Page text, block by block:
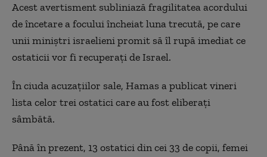
Acest avertisment subliniază fragilitatea acordului
de încetare a focului încheiat luna trecută, pe care
unii miniştri israelieni promit să îl rupă imediat ce
ostaticii vor fi recuperaţi de Israel.
În ciuda acuzaţiilor sale, Hamas a publicat vineri
lista celor trei ostatici care au fost eliberați
sâmbătă.
Până în prezent, 13 ostatici din cei 33 de copii, femei